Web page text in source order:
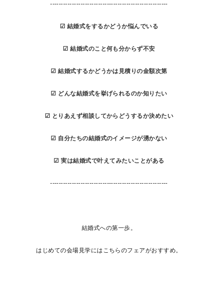
------------------------------------------------------
☑ 結婚式をするかどうか悩んでいる
☑ 結婚式のこと何も分からず不安
☑ 結婚式するかどうかは見積りの金額次第
☑ どんな結婚式を挙げられるのか知りたい
☑ とりあえず相談してからどうするか決めたい
☑ 自分たちの結婚式のイメージが湧かない
☑ 実は結婚式で叶えてみたいことがある
------------------------------------------------------
結婚式への第一歩。
はじめての会場見学にはこちらのフェアがおすすめ。